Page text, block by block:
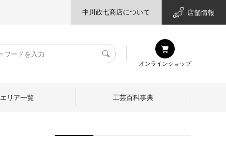
中川政七商店について 店舗情報
検
オンラインショップ
エリア一覧 工芸百科事典